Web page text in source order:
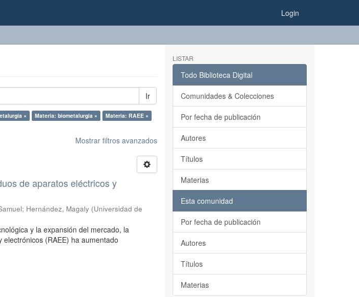
Login
Ir
× Materia: biometalurgia ×
Materia: RAEE ×
Mostrar filtros avanzados
de aparatos eléctricos y
; Hernández, Magaly (Universidad de
y la expansión del mercado, la
(RAEE) ha aumentado
LISTAR
Todo Biblioteca Digital
Comunidades & Colecciones
Por fecha de publicación
Autores
Títulos
Materias
Esta comunidad
Por fecha de publicación
Autores
Títulos
Materias